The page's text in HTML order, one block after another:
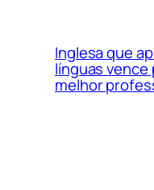
Inglesa que
línguas vence
melhor